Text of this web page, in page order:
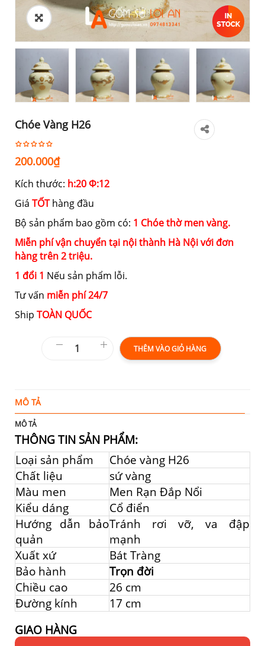
Chóe Vàng H26
200.000₫
Kích thước: h:20 Ф:12
Giá TỐThàng đầu
Bộ sản phẩm bao gồm có: 1 Chóe thờ men vàng.
Miễn phí vận chuyển tại nội thành Hà Nội với đơn
hàng trên 2 triệu.
1 đổi 1 Nếu sản phẩm lỗi.
Tư vấn miễn phí 24/7
Ship TOÀN QUỐC
THÊM VÀO GIỎ HÀNG
MÔ TẢ
MÔ TẢ
THÔNG TIN SẢN PHẨM:
Loại sản phẩm
Chóe vàng H26
Chất liệu
sứ vàng
Màu men
Men Rạn Đắp Nổi
Kiểu dáng
Cổ điển
Hướng dẫn bảo
quản
Tránh rơi vỡ, va đập
mạnh
Xuất xứ
Bát Tràng
Bảo hành
Trọn đời
Chiều cao
26 cm
Đường kính
17 cm
GIAO HÀNG